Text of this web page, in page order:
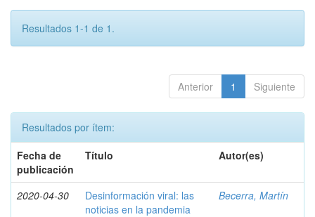
Resultados 1-1 de 1.
Anterior 1 Siguiente
Resultados por ítem:
Fecha de
publicación
Título Autor(es)
2020-04-30
Desinformación viral: las
noticias en la pandemia
Becerra, Martín